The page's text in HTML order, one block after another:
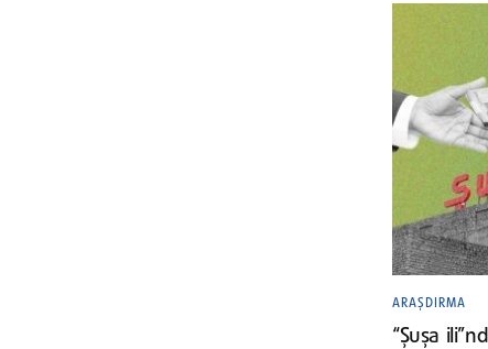
ARAŞDIRMA
“Şuşa